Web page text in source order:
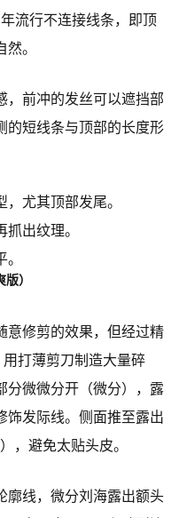
流行不连接线条，即顶
。
，前冲的发丝可以遮挡部
的短线条与顶部的长度形
尤其顶部发尾。
出纹理。
）
意修剪的效果，但经过精
打薄剪刀制造大量碎
分微微分开（微分），露
饰发际线。侧面推至露出
，避免太贴头皮。
廓线，微分刘海露出额头